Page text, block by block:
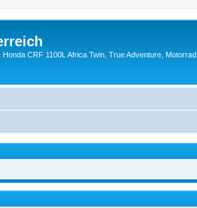
CRF 1100L Africa Twin, True Adventure, Motorrad,